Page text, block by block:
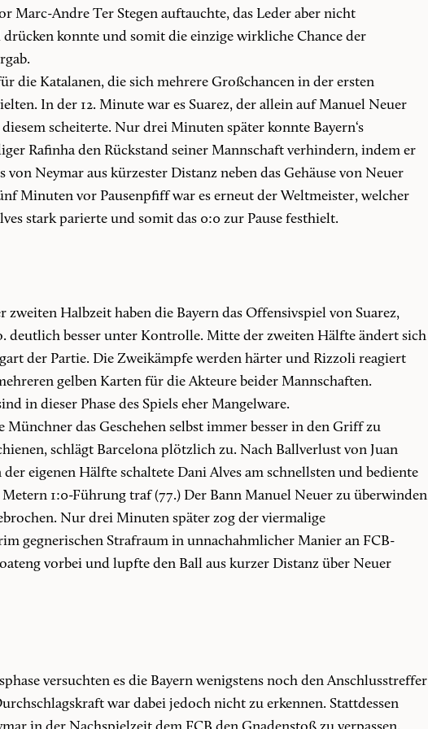
Marc-Andre Ter Stegen auftauchte, das Leder aber nicht
drücken konnte und somit die einzige wirkliche Chance der
die Katalanen, die sich mehrere Großchancen in der ersten
In der 12. Minute war es Suarez, der allein auf Manuel Neuer
scheiterte. Nur drei Minuten später konnte Bayern‘s
Rafinha den Rückstand seiner Mannschaft verhindern, indem er
von Neymar aus kürzester Distanz neben das Gehäuse von Neuer
Minuten vor Pausenpfiff war es erneut der Weltmeister, welcher
stark parierte und somit das 0:0 zur Pause festhielt.
zweiten Halbzeit haben die Bayern das Offensivspiel von Suarez,
deutlich besser unter Kontrolle. Mitte der zweiten Hälfte ändert sich
der Partie. Die Zweikämpfe werden härter und Rizzoli reagiert
gelben Karten für die Akteure beider Mannschaften.
in dieser Phase des Spiels eher Mangelware.
Münchner das Geschehen selbst immer besser in den Griff zu
schlägt Barcelona plötzlich zu. Nach Ballverlust von Juan
eigenen Hälfte schaltete Dani Alves am schnellsten und bediente
Metern 1:0-Führung traf (77.) Der Bann Manuel Neuer zu überwinden
Nur drei Minuten später zog der viermalige
gegnerischen Strafraum in unnachahmlicher Manier an FCB-
vorbei und lupfte den Ball aus kurzer Distanz über Neuer
versuchten es die Bayern wenigstens noch den Anschlusstreffer
war dabei jedoch nicht zu erkennen. Stattdessen